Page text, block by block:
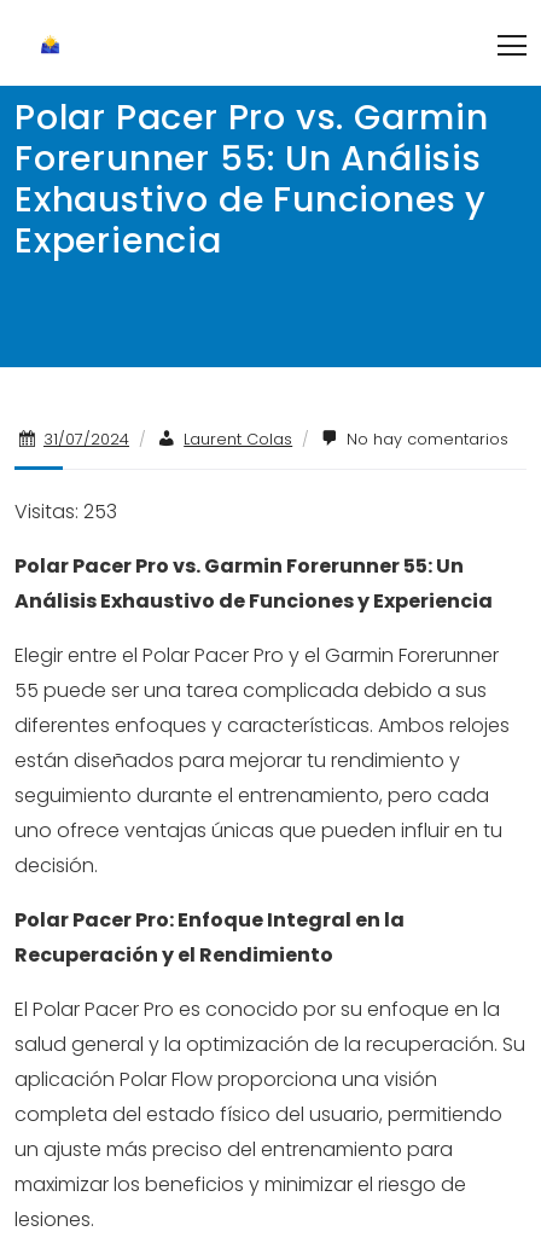
content
Polar Pacer Pro vs. Garmin
Forerunner 55: Un Análisis
Exhaustivo de Funciones y
Experiencia
31/07/2024 / Laurent Colas / No hay comentarios
Visitas: 253
Polar Pacer Pro vs. Garmin Forerunner 55: Un
Análisis Exhaustivo de Funciones y Experiencia
Elegir entre el Polar Pacer Pro y el Garmin Forerunner
55 puede ser una tarea complicada debido a sus
diferentes enfoques y características. Ambos relojes
están diseñados para mejorar tu rendimiento y
seguimiento durante el entrenamiento, pero cada
uno ofrece ventajas únicas que pueden influir en tu
decisión.
Polar Pacer Pro: Enfoque Integral en la
Recuperación y el Rendimiento
El Polar Pacer Pro es conocido por su enfoque en la
salud general y la optimización de la recuperación. Su
aplicación Polar Flow proporciona una visión
completa del estado físico del usuario, permitiendo
un ajuste más preciso del entrenamiento para
maximizar los beneficios y minimizar el riesgo de
lesiones.